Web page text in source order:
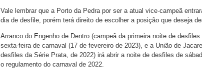
Vale lembrar que a Porto da Pedra por ser a atual vice-campeã
dia de desfile, porém terá direito de escolher a posição que deseja
Arranco do Engenho de Dentro (campeã da primeira noite de
sexta-feira de carnaval (17 de fevereiro de 2023), e a União de
desfiles da Série Prata, de 2022) irá abrir a noite de desfiles de
o regulamento do carnaval de 2022.